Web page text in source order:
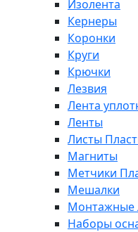
Изолента
Кернеры
Коронки
Круги
Крючки
Лезвия
Лента
Ленты
Листы
Магниты
Метчики
Мешалки
Монтажные
Наборы